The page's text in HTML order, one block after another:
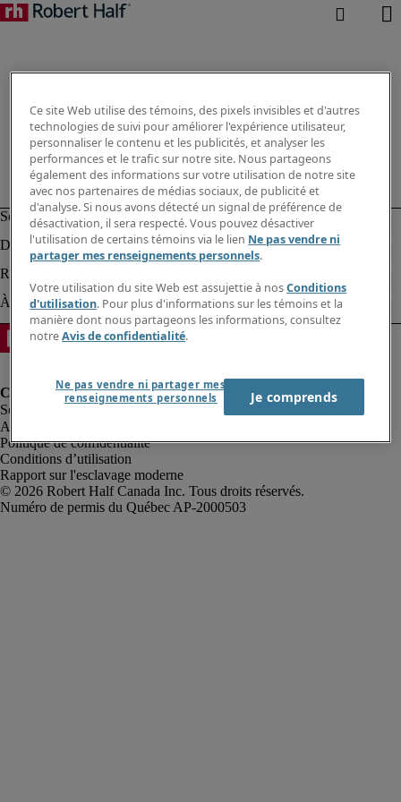
Alerte à la fraude
Politique de confidentialité
Conditions d’utilisation
Rapport sur l'esclavage moderne
Robert Half Canada Inc. Tous droits réservés.
Ce site Web utilise des témoins, des pixels invisibles et d'autres
technologies de suivi pour améliorer l'expérience utilisateur,
personnaliser le contenu et les publicités, et analyser les
performances et le trafic sur notre site. Nous partageons
également des informations sur votre utilisation de notre site
avec nos partenaires de médias sociaux, de publicité et
d'analyse. Si nous avons détecté un signal de préférence de
désactivation, il sera respecté. Vous pouvez désactiver
l'utilisation de certains témoins via le lien Ne pas vendre ni
partager mes renseignements personnels.
Votre utilisation du site Web est assujettie à nosConditions
d'utilisation. Pour plus d'informations sur les témoins et la
manière dont nous partageons les informations, consultez
notreAvis de confidentialité.
Ne pas vendre ni partager mes
renseignements personnels
Je comprends